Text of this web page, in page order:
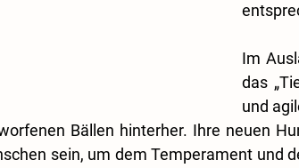
Im
das
und
Bällen hinterher. Ihre neuen
sein, um dem Temperament und